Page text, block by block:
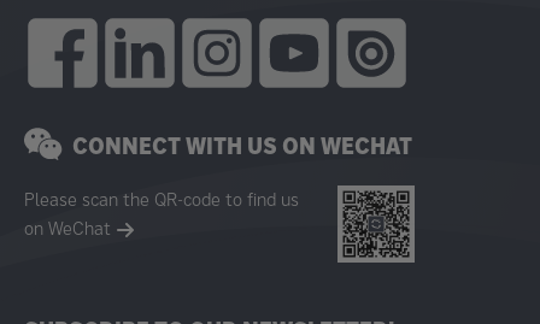
CONNECT WITH US ON WECHAT
Please scan the QR-code to find us
on WeChat